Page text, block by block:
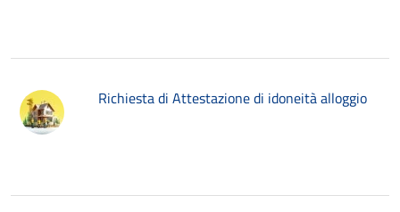
Richiesta di Attestazione di idoneità alloggio